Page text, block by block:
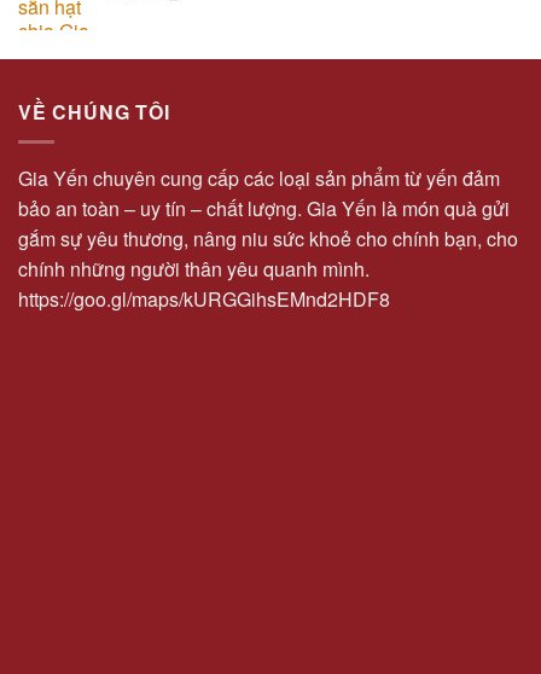
VỀ CHÚNG TÔI
Gia Yến chuyên cung cấp các loại sản phẩm từ yến đảm
bảo an toàn – uy tín – chất lượng. Gia Yến là món quà gửi
gắm sự yêu thương, nâng niu sức khoẻ cho chính bạn, cho
chính những người thân yêu quanh mình.
https://goo.gl/maps/kURGGihsEMnd2HDF8